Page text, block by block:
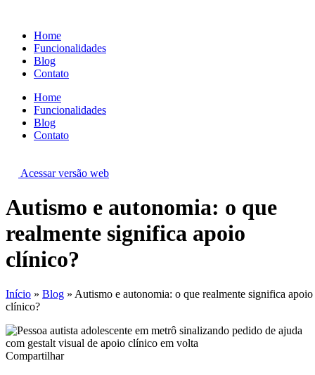
conteúdo
Home
Funcionalidades
Blog
Contato
Home
Funcionalidades
Blog
Contato
Acessar versão web
Autismo e autonomia: o que
realmente significa apoio
clínico?
Início » Blog » Autismo e autonomia: o que realmente significa apoio
clínico?
Compartilhar